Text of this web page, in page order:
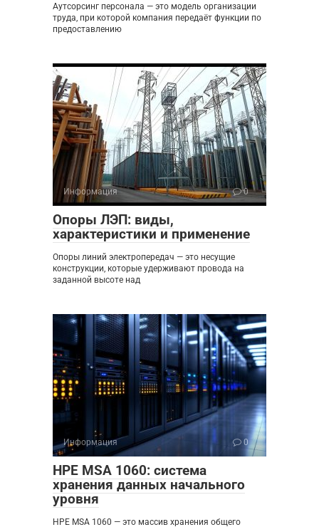
Аутсорсинг персонала — это модель организации
труда, при которой компания передаёт функции по
предоставлению
Информация 0
Опоры ЛЭП: виды,
характеристики и применение
Опоры линий электропередач — это несущие
конструкции, которые удерживают провода на
заданной высоте над
Информация 0
HPE MSA 1060: система
хранения данных начального
уровня
HPE MSA 1060 — это массив хранения общего